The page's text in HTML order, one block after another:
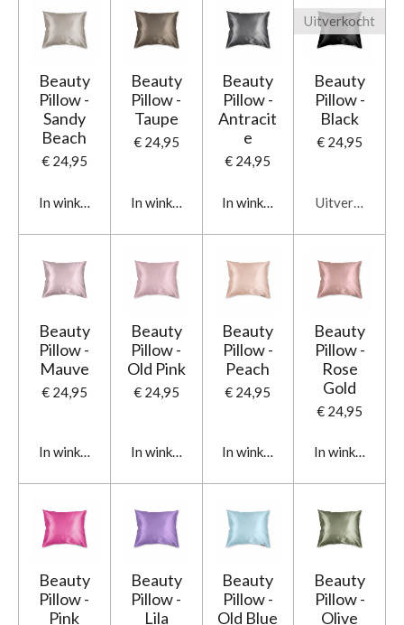
Beauty
Pillow -
Sandy
Beach
€ 24,95
In winkelwagen
Beauty
Pillow -
Taupe
€ 24,95
In winkelwagen
Beauty
Pillow -
Antracit
e
€ 24,95
In winkelwagen
Uitverkocht
Beauty
Pillow -
Black
€ 24,95
Uitverkocht
Beauty
Pillow -
Mauve
€ 24,95
In winkelwagen
Beauty
Pillow -
Old Pink
€ 24,95
In winkelwagen
Beauty
Pillow -
Peach
€ 24,95
In winkelwagen
Beauty
Pillow -
Rose
Gold
€ 24,95
In
Beauty
Pillow -
Pink
Beauty
Pillow -
Lila
Beauty
Pillow -
Old Blue
Beauty
Pillow -
Olive